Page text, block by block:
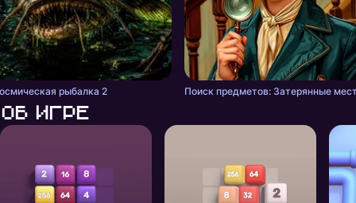
рыбалка 2 Поиск предметов: Затерянные
Об игре